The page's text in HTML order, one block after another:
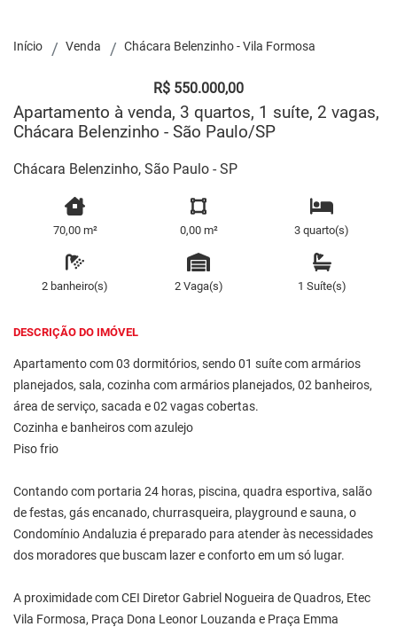
Início Venda Chácara Belenzinho - Vila Formosa
R$ 550.000,00
Apartamento à venda, 3 quartos, 1 suíte, 2 vagas,
Chácara Belenzinho - São Paulo/SP
Chácara Belenzinho, São Paulo - SP
70,00 m² 0,00 m² 3 quarto(s)
2 banheiro(s) 2 Vaga(s) 1 Suíte(s)
DESCRIÇÃO DO IMÓVEL
Apartamento com 03 dormitórios, sendo 01 suíte com armários
planejados, sala, cozinha com armários planejados, 02 banheiros,
área de serviço, sacada e 02 vagas cobertas.
Cozinha e banheiros com azulejo
Piso frio
Contando com portaria 24 horas, piscina, quadra esportiva, salão
de festas, gás encanado, churrasqueira, playground e sauna, o
Condomínio Andaluzia é preparado para atender às necessidades
dos moradores que buscam lazer e conforto em um só lugar.
A proximidade com CEI Diretor Gabriel Nogueira de Quadros, Etec
Vila Formosa, Praça Dona Leonor Louzanda e Praça Emma